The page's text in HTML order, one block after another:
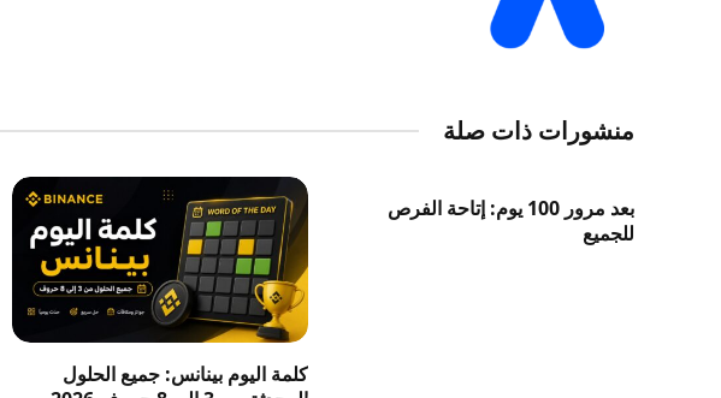
منشورات ذات صلة
بعد مرور 100 يوم: إتاحة الفرص
للجميع
كلمة اليوم بينانس: جميع الحلول